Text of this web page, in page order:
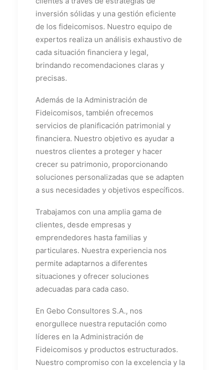
inversión sólidas y una gestión eficiente
de los fideicomisos. Nuestro equipo de
expertos realiza un análisis exhaustivo de
cada situación financiera y legal,
brindando recomendaciones claras y
precisas.
Además de la Administración de
Fideicomisos, también ofrecemos
servicios de planificación patrimonial y
financiera. Nuestro objetivo es ayudar a
nuestros clientes a proteger y hacer
crecer su patrimonio, proporcionando
soluciones personalizadas que se adapten
a sus necesidades y objetivos específicos.
Trabajamos con una amplia gama de
clientes, desde empresas y
emprendedores hasta familias y
particulares. Nuestra experiencia nos
permite adaptarnos a diferentes
situaciones y ofrecer soluciones
adecuadas para cada caso.
En Gebo Consultores S.A., nos
enorgullece nuestra reputación como
líderes en la Administración de
Fideicomisos y productos estructurados.
Nuestro compromiso con la excelencia y la